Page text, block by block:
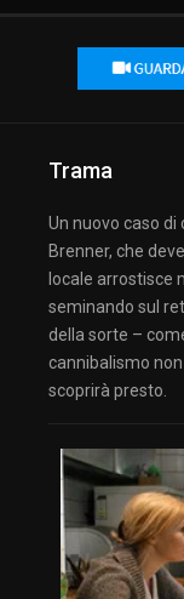
Trama
Un nuovo caso di
Brenner, che
locale arrostisce
seminando sul
della sorte –
cannibalismo
scoprirà presto.